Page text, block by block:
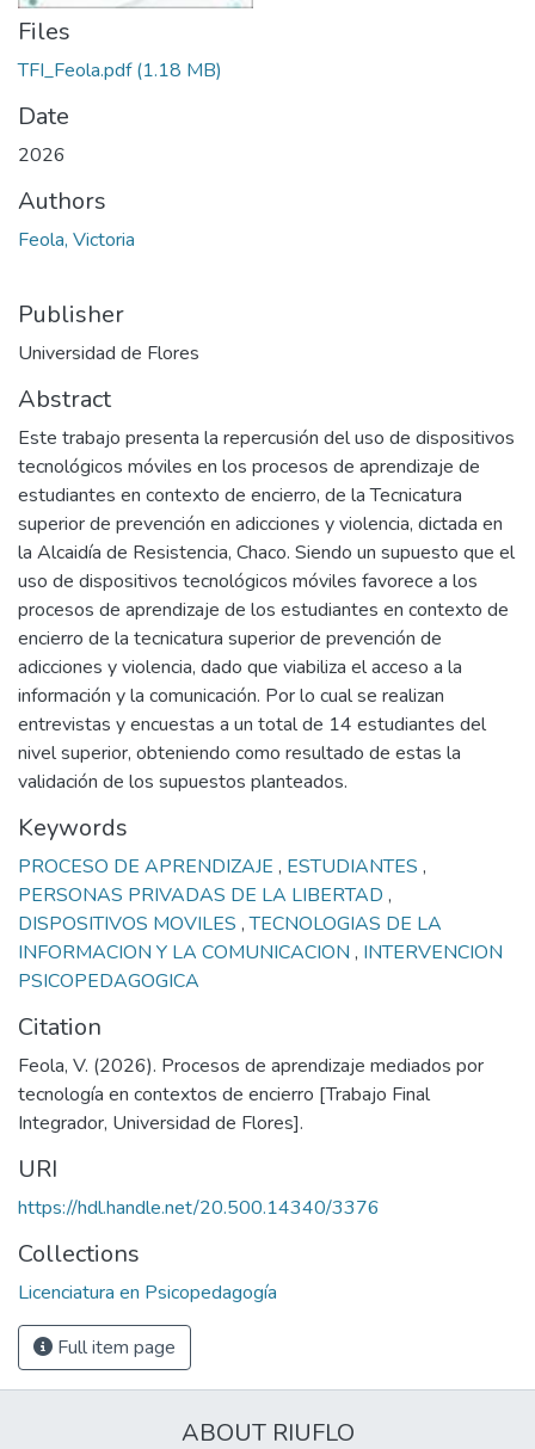
Files
TFI_Feola.pdf(1.18 MB)
Date
2026
Authors
Feola, Victoria
Publisher
Universidad de Flores
Abstract
Este trabajo presenta la repercusión del uso de dispositivos
tecnológicos móviles en los procesos de aprendizaje de
estudiantes en contexto de encierro, de la Tecnicatura
superior de prevención en adicciones y violencia, dictada en
la Alcaidía de Resistencia, Chaco. Siendo un supuesto que el
uso de dispositivos tecnológicos móviles favorece a los
procesos de aprendizaje de los estudiantes en contexto de
encierro de la tecnicatura superior de prevención de
adicciones y violencia, dado que viabiliza el acceso a la
información y la comunicación. Por lo cual se realizan
entrevistas y encuestas a un total de 14 estudiantes del
nivel superior, obteniendo como resultado de estas la
validación de los supuestos planteados.
Keywords
PROCESO DE APRENDIZAJE , ESTUDIANTES ,
PERSONAS PRIVADAS DE LA LIBERTAD ,
DISPOSITIVOS MOVILES ,TECNOLOGIAS DE LA
INFORMACION Y LA COMUNICACION , INTERVENCION
PSICOPEDAGOGICA
Citation
Feola, V. (2026). Procesos de aprendizaje mediados por
tecnología en contextos de encierro [Trabajo Final
Integrador, Universidad de Flores].
URI
https://hdl.handle.net/20.500.14340/3376
Collections
Licenciatura en Psicopedagogía
Full item page
ABOUT RIUFLO